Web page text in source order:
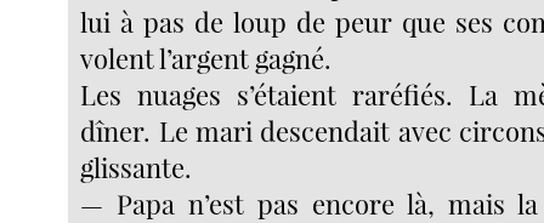
lui à pas de loup de peur que ses
volent l’argent gagné.
Les nuages s’étaient raréfiés. La
dîner. Le mari descendait avec
glissante.
— Papa n’est pas encore là, mais